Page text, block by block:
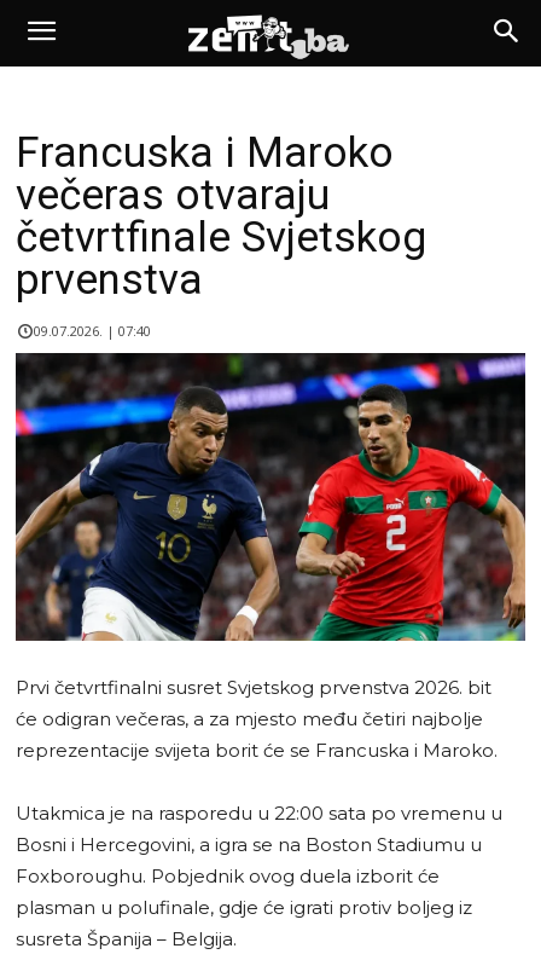
Francuska i Maroko
večeras otvaraju
četvrtfinale Svjetskog
prvenstva
09.07.2026. | 07:40
Prvi četvrtfinalni susret Svjetskog prvenstva 2026. bit
će odigran večeras, a za mjesto među četiri najbolje
reprezentacije svijeta borit će se Francuska i Maroko.
Utakmica je na rasporedu u 22:00 sata po vremenu u
Bosni i Hercegovini, a igra se na Boston Stadiumu u
Foxboroughu. Pobjednik ovog duela izborit će
plasman u polufinale, gdje će igrati protiv boljeg iz
susreta Španija – Belgija.